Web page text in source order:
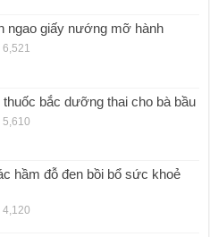
ngao giấy nướng mỡ hành
6,521
thuốc bắc dưỡng thai cho bà bầu
5,610
hầm đỗ đen bồi bổ sức khoẻ
4,120